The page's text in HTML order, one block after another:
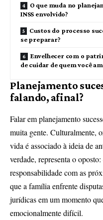
O que muda no
INSS envolvido?
Custos do processo
se preparar?
Envelhecer com o
de cuidar de quem você
Planejamento
falando, afinal?
Falar em planejamento
muita gente. Culturalmente,
vida é associado à ideia de
verdade, representa o
responsabilidade com as
que a família enfrente
jurídicas em um momento
emocionalmente difícil.